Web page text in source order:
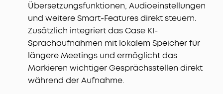
Übersetzungsfunktionen, Audioeinstellungen
und weitere Smart-Features direkt steuern.
Zusätzlich integriert das Case KI-
Sprachaufnahmen mit lokalem Speicher für
längere Meetings und ermöglicht das
Markieren wichtiger Gesprächsstellen direkt
während der Aufnahme.